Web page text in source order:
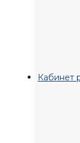
Кабинет